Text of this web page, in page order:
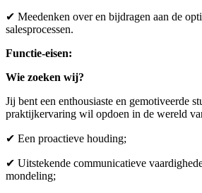
✔ Meedenken over en bijdragen aan de
salesprocessen.
Functie-eisen:
Wie zoeken wij?
Jij bent een enthousiaste en gemotiveerde
praktijkervaring wil opdoen in de wereld
✔ Een proactieve houding;
✔ Uitstekende communicatieve
mondeling;